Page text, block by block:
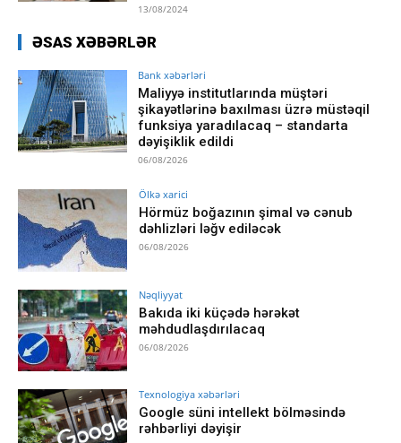
13/08/2024
ƏSAS XƏBƏRLƏR
Bank xəbərləri
Maliyyə institutlarında müştəri
şikayətlərinə baxılması üzrə müstəqil
funksiya yaradılacaq – standarta
dəyişiklik edildi
06/08/2026
Ölkə xarici
Hörmüz boğazının şimal və cənub
dəhlizləri ləğv ediləcək
06/08/2026
Nəqliyyat
Bakıda iki küçədə hərəkət
məhdudlaşdırılacaq
06/08/2026
Texnologiya xəbərləri
Google süni intellekt bölməsində
rəhbərliyi dəyişir